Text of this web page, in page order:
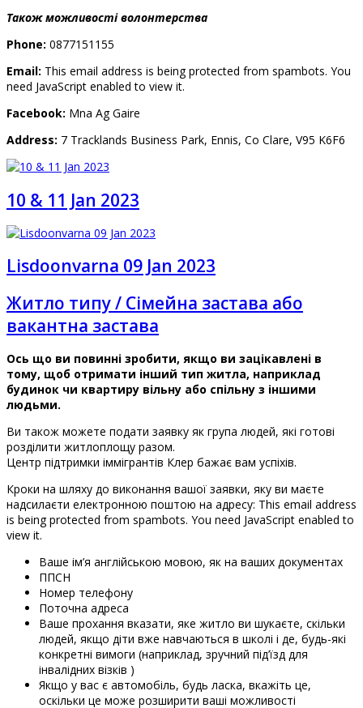
Також можливості волонтерства
Phone: 0877151155
Email: This email address is being protected from spambots. You
need JavaScript enabled to view it.
Facebook: Mna Ag Gaire
Address: 7 Tracklands Business Park, Ennis, Co Clare, V95 K6F6
10 & 11 Jan 2023
Lisdoonvarna 09 Jan 2023
Житло типу / Сімейна застава або
вакантна застава
Ось що ви повинні зробити, якщо ви зацікавлені в
тому, щоб отримати інший тип житла, наприклад
будинок чи квартиру вільну або спільну з іншими
людьми.
Ви також можете подати заявку як група людей, які готові
розділити житлоплощу разом.
Центр підтримки іммігрантів Клер бажає вам успіхів.
Кроки на шляху до виконання вашої заявки, яку ви маєте
надсилаєти електронною поштою на адресу: This email address
is being protected from spambots. You need JavaScript enabled to
view it.
Ваше ім’я англійською мовою, як на ваших документах
ППСН
Номер телефону
Поточна адреса
Ваше прохання вказати, яке житло ви шукаєте, скільки
людей, якщо діти вже навчаються в школі і де, будь-які
конкретні вимоги (наприклад, зручний під’їзд для
інвалідних візків )
Якщо у вас є автомобіль, будь ласка, вкажіть це,
оскільки це може розширити ваші можливості